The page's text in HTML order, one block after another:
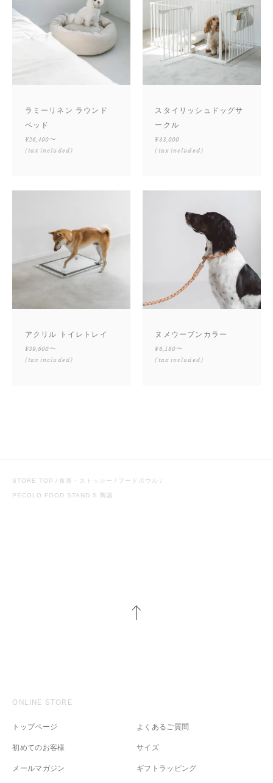
ラミーリネン ラウンド
ベッド
¥26,400〜
(tax included)
スタイリッシュドッグサ
ークル
¥33,000
(tax included)
アクリル トイレトレイ
¥39,600〜
(tax included)
ヌメウーブンカラー
¥6,160〜
(tax included)
STORE TOP 食器・ストッカー フードボウル
PECOLO FOOD STAND S 陶器
ONLINE STORE
トップページ
初めてのお客様
メールマガジン
よくあるご質問
サイズ
ギフトラッピング